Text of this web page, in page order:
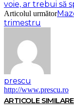
voie, ar trebui să
Articolul următor
trimestru
prescu
http://www.prescu.ro
ARTICOLE SIMILARE